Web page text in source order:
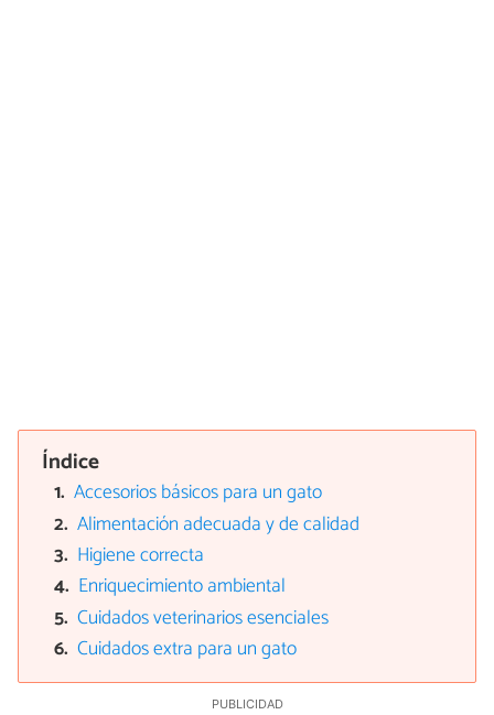
Índice
Accesorios básicos para un gato
Alimentación adecuada y de calidad
Higiene correcta
Enriquecimiento ambiental
Cuidados veterinarios esenciales
Cuidados extra para un gato